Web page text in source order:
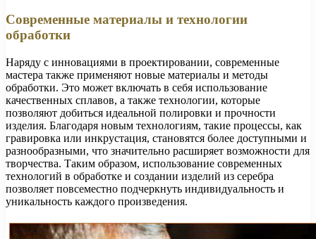
Современные материалы и технологии
обработки
Наряду с инновациями в проектировании, современные
мастера также применяют новые материалы и методы
обработки. Это может включать в себя использование
качественных сплавов, а также технологии, которые
позволяют добиться идеальной полировки и прочности
изделия. Благодаря новым технологиям, такие процессы, как
гравировка или инкрустация, становятся более доступными и
разнообразными, что значительно расширяет возможности для
творчества. Таким образом, использование современных
технологий в обработке и создании изделий из серебра
позволяет повсеместно подчеркнуть индивидуальность и
уникальность каждого произведения.